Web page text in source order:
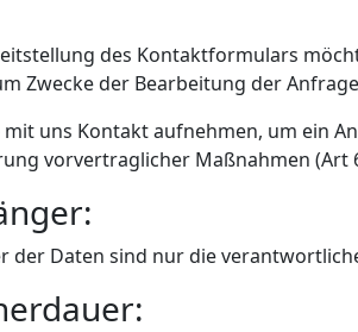
des Kontaktformulars
Zwecke der Bearbeitung der
mit uns Kontakt aufnehmen, um ein
vorvertraglicher Maßnahmen (Art
der Daten sind nur die